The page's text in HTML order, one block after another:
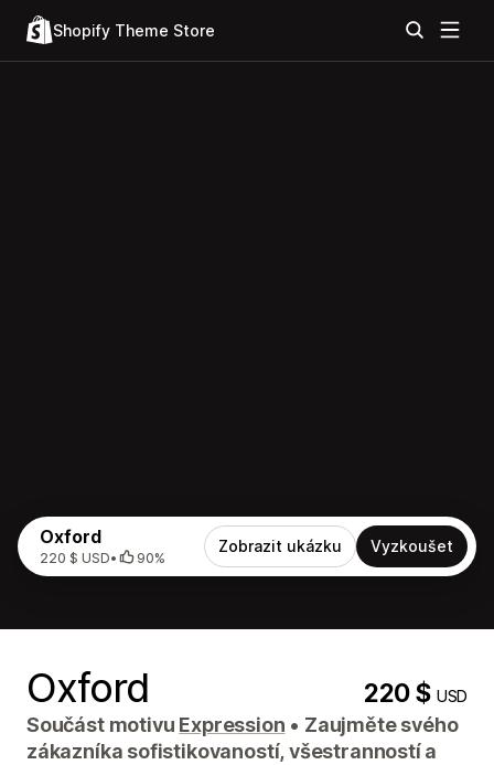
Shopify Theme Store
Oxford
220 $ USD• 90%
Zobrazit ukázku Vyzkoušet
Oxford 220 $USD
Součást motivu Expression • Zaujměte svého
zákazníka sofistikovaností, všestranností a